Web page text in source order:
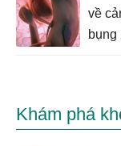
về
bụng
Khám phá